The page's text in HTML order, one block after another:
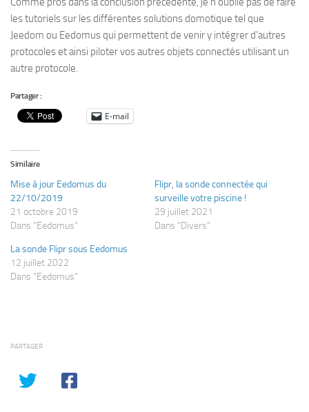
les tutoriels sur les différentes solutions domotique tel que
Jeedom ou Eedomus qui permettent de venir y intégrer d’autres
protocoles et ainsi piloter vos autres objets connectés utilisant un
autre protocole.
Partager :
E-mail
Similaire
Mise à jour Eedomus du
22/10/2019
21 octobre 2019
Dans "Eedomus"
Flipr, la sonde connectée qui
surveille votre piscine !
29 juillet 2021
Dans "Divers"
La sonde Flipr sous Eedomus
12 juillet 2022
Dans "Eedomus"
PARTAGER